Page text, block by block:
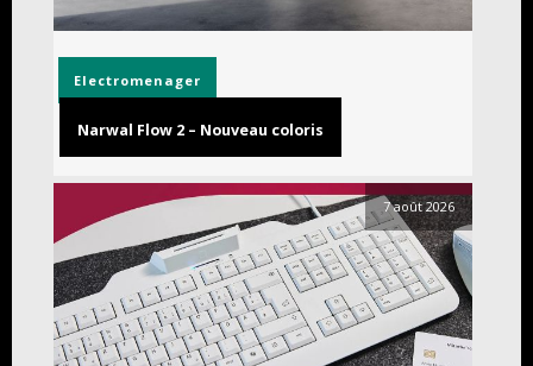
Electromenager
Narwal Flow 2 – Nouveau coloris
7 août 2026